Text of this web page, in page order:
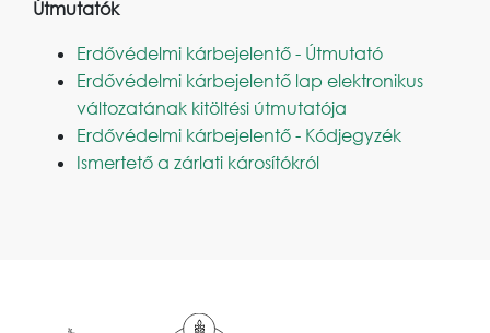
Útmutatók
Erdővédelmi kárbejelentő - Útmutató
Erdővédelmi kárbejelentő lap elektronikus
változatának kitöltési útmutatója
Erdővédelmi kárbejelentő - Kódjegyzék
Ismertető a zárlati károsítókról